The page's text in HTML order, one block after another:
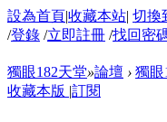
設為首頁|收藏本站| 切換
/登錄 /立即註冊 /找回密
獨眼182天堂»論壇 › 獨
收藏本版 |訂閱